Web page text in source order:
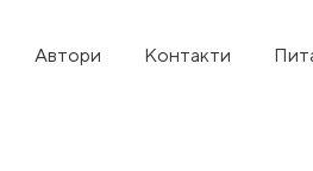
Автори Контакти